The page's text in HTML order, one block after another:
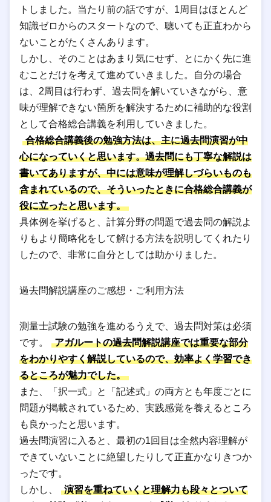
トしました。当たり前の話ですが、1周目はほとんど
知識ゼロからのスタートなので、聴いても正直わから
ないことがたくさんあります。
しかし、そのことはあまり気にせず、とにかく先に進
むことだけを考えて進めていきました。自分の場合
は、2周目は行わず、過去問を解いていきながら、意
味が理解できない箇所を解決するために補助的な役割
として合格総合講義を利用していきました。
合格総合講義後の勉強方法は、主に過去問演習が中
心になっていくと思います。過去問にも丁寧な解説は
書いてありますが、中には意味が理解しづらいものも
含まれているので、そういったときに合格総合講義が
役に立ったと思います。
具体例を挙げると、計算分野の問題で過去問の解説よ
りもより簡略化をして解ける方法を説明してくれたり
したので、非常に自分としては助かりました。
過去問解説講座のご感想・ご利用方法
測量士試験の勉強を進めるうえで、過去問対策は必須
です。
アガルートの過去問解説講座では重要な部分
をわかりやすく解説しているので、効率よく学習でき
るところが魅力でした。
また、「択一式」と「記述式」の両方とも年度ごとに
問題が掲載されているため、実践感覚を養えるところ
も良かったと思います。
過去問演習に入ると、最初の1回目は全然内容理解が
できていないことに絶望したりして正直かなりきつか
ったです。
しかし、
演習を重ねていくと理解力も段々とついて